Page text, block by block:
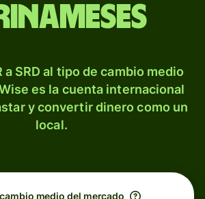
a SRD al tipo de cambio medio
es la cuenta internacional
y convertir dinero como un
local.
medio del mercado